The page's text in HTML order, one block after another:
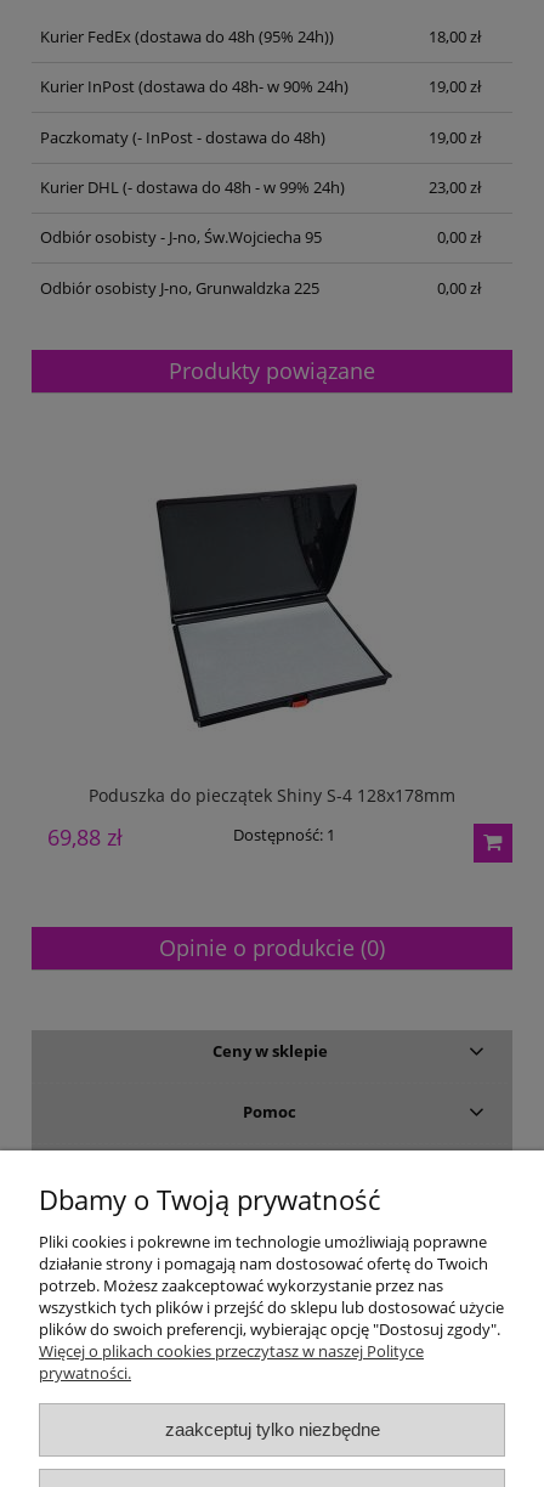
Kurier FedEx(dostawa do 48h (95% 24h)) 18,00 zł
Kurier InPost(dostawa do 48h- w 90% 24h) 19,00 zł
Paczkomaty(- InPost - dostawa do 48h) 19,00 zł
Kurier DHL(- dostawa do 48h - w 99% 24h) 23,00 zł
Odbiór osobisty - J-no, Św.Wojciecha 95 0,00 zł
Odbiór osobisty J-no, Grunwaldzka 225 0,00 zł
Produkty powiązane
Poduszka do pieczątek Shiny S-4 128x178mm
69,88 zł Dostępność: 1
Opinie o produkcie (0)
Ceny w sklepie
Pomoc
Moje konto
Gwarancja i zwroty
O firmie
Dbamy o Twoją prywatność
Pliki cookies i pokrewne im technologie umożliwiają poprawne
działanie strony i pomagają nam dostosować ofertę do Twoich
potrzeb. Możesz zaakceptować wykorzystanie przez nas
wszystkich tych plików i przejść do sklepu lub dostosować użycie
plików do swoich preferencji, wybierając opcję "Dostosuj zgody".
Więcej o plikach cookies przeczytasz w naszej Polityce
prywatności.
zaakceptuj tylko niezbędne